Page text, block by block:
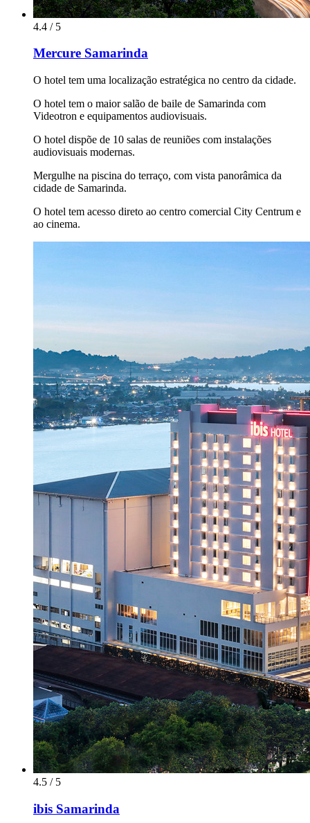
4.4 / 5
Mercure Samarinda
O hotel tem uma localização estratégica no centro da cidade.
O hotel tem o maior salão de baile de Samarinda com
Videotron e equipamentos audiovisuais.
O hotel dispõe de 10 salas de reuniões com instalações
audiovisuais modernas.
Mergulhe na piscina do terraço, com vista panorâmica da
cidade de Samarinda.
O hotel tem acesso direto ao centro comercial City Centrum e
ao cinema.
4.5 / 5
ibis Samarinda